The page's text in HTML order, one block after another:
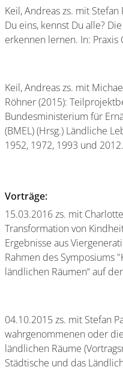
Keil, Andreas zs. mit
Du eins, kennst Du alle?
erkennen lernen. In: Praxis
Keil, Andreas zs. mit
Röhner (2015):
Bundesministerium für
(BMEL) (Hrsg.) Ländliche
1952, 1972, 1993 und
Vorträge:
15.03.2016 zs. mit
Transformation von
Ergebnisse aus
Rahmen des Symposiums
ländlichen Räumen“ auf
04.10.2015 zs. mit Stefan
wahrgenommenen oder
ländlichen Räume
Städtische und das